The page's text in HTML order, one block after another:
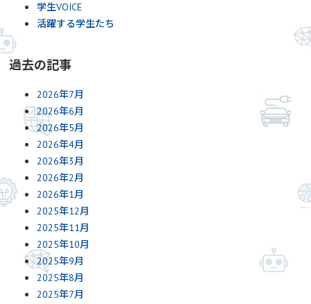
学生VOICE
活躍する学生たち
過去の記事
2026年7月
2026年6月
2026年5月
2026年4月
2026年3月
2026年2月
2026年1月
2025年12月
2025年11月
2025年10月
2025年9月
2025年8月
2025年7月